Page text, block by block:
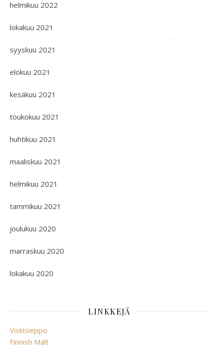
helmikuu 2022
lokakuu 2021
syyskuu 2021
elokuu 2021
kesäkuu 2021
toukokuu 2021
huhtikuu 2021
maaliskuu 2021
helmikuu 2021
tammikuu 2021
joulukuu 2020
marraskuu 2020
lokakuu 2020
LINKKEJÄ
Viskisieppo
Finnish Malt